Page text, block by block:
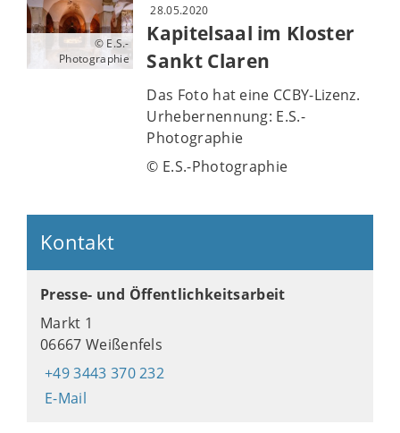
© E.S.-
Photographie
28.05.2020
Kapitelsaal im Kloster
Sankt Claren
Das Foto hat eine CCBY-Lizenz.
Urhebernennung: E.S.-
Photographie
© E.S.-Photographie
Kontakt
Presse- und Öffentlichkeitsarbeit
Markt 1
06667 Weißenfels
+49 3443 370 232
E-Mail